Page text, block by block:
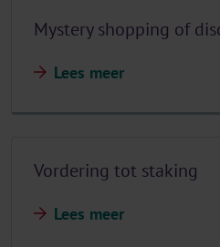
Mystery shopping of
Lees meer
Vordering tot staking
Lees meer